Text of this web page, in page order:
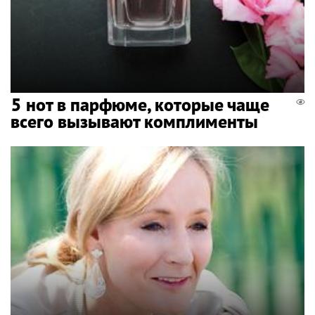
5 нот в парфюме, которые чаще
всего вызывают комплименты